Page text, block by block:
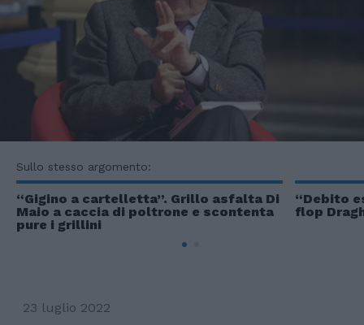
Sullo stesso argomento:
“Gigino a cartelletta”. Grillo asfalta Di
Maio a caccia di poltrone e scontenta
pure i grillini
“Debito
flop
23 luglio 2022